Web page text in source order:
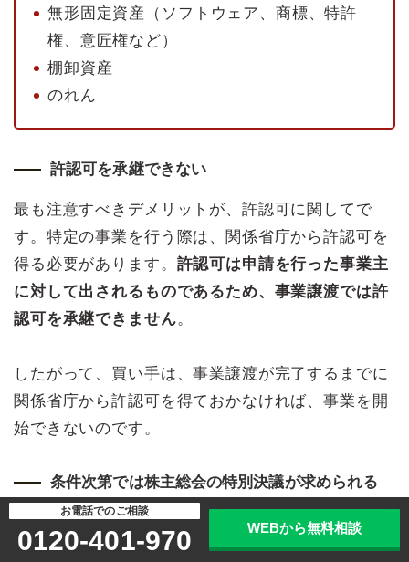
無形固定資産（ソフトウェア、商標、特許
権、意匠権など）
棚卸資産
のれん
許認可を承継できない
最も注意すべきデメリットが、許認可に関してで
す。特定の事業を行う際は、関係省庁から許認可を
得る必要があります。 許認可は申請を行った事業主
に対して出されるものであるため、事業譲渡では許
認可を承継できません。
したがって、買い手は、事業譲渡が完了するまでに
関係省庁から許認可を得ておかなければ、事業を開
始できないのです。
条件次第では株主総会の特別決議が求められる
事業譲渡では、原則として株主総会の特別決議はい
りません。ただし、以下の条件に該当する場合は、
お電話でのご相談
0120-401-970 WEBから無料相談